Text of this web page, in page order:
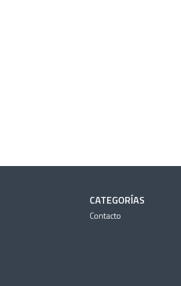
CATEGORÍAS
Contacto